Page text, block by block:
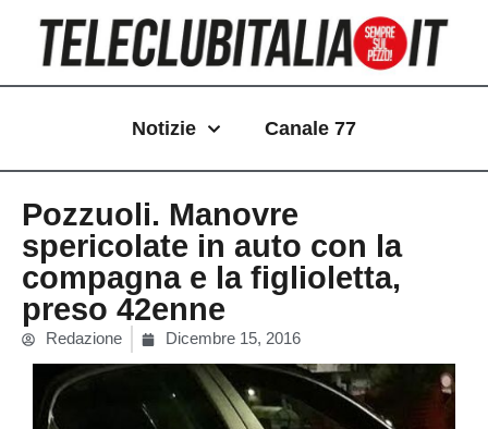
contenuto
Notizie Canale 77
Pozzuoli. Manovre
spericolate in auto con la
compagna e la figlioletta,
preso 42enne
Redazione Dicembre 15, 2016